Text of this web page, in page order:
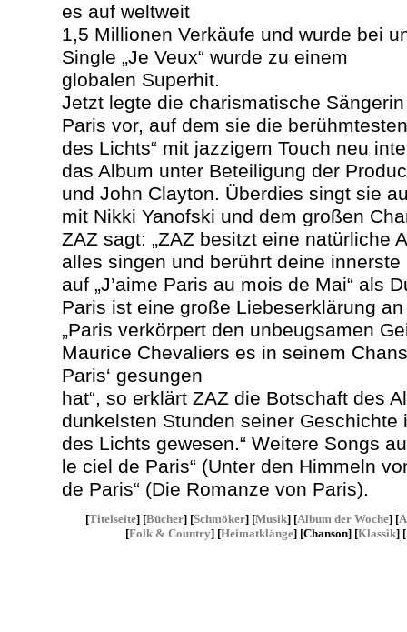
es auf weltweit
1,5 Millionen Verkäufe und wurde bei
Single „Je Veux“ wurde zu einem
globalen Superhit.
Jetzt legte die charismatische
Paris vor, auf dem sie die
des Lichts“ mit jazzigem Touch neu
das Album unter Beteiligung der
und John Clayton. Überdies singt sie
mit Nikki Yanofski und dem großen
ZAZ sagt: „ZAZ besitzt eine natürliche
alles singen und berührt deine innerste
auf „J’aime Paris au mois de Mai“ als
Paris ist eine große Liebeserklärung
„Paris verkörpert den unbeugsamen
Maurice Chevaliers es in seinem
Paris‘ gesungen
hat“, so erklärt ZAZ die Botschaft des
dunkelsten Stunden seiner Geschichte
des Lichts gewesen.“ Weitere Songs
le ciel de Paris“ (Unter den Himmeln
de Paris“ (Die Romanze von Paris).
[Titelseite] [Bücher] [Schmöker] [Musik] [Album der Woche] [
[Folk & Country] [Heimatklänge] [Chanson] [Klassik] [